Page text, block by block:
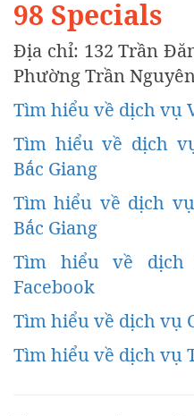
98 Specials
Địa chỉ: 132 Trần
Phường Trần
Tìm hiểu về dịch vụ
Tìm hiểu về dịch
Bắc Giang
Tìm hiểu về dịch
Bắc Giang
Tìm hiểu về dịch
Facebook
Tìm hiểu về dịch vụ
Tìm hiểu về dịch vụ